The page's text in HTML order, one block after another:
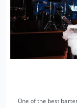
One of the best